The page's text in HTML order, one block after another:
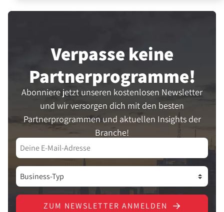
Verpasse keine
Partner­programme!
Abonniere jetzt unseren kostenlosen Newsletter
und wir versorgen dich mit den besten
Partnerprogrammen und aktuellen Insights der
Branche!
ZUM NEWSLETTER ANMELDEN